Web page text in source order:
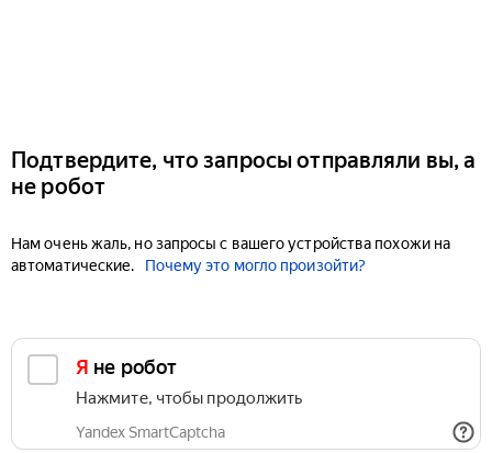
Подтвердите, что запросы отправляли вы, а
не робот
Нам очень жаль, но запросы с вашего устройства похожи на
автоматические.
Почему это могло произойти?
Я не робот
Нажмите, чтобы продолжить
Yandex SmartCaptcha